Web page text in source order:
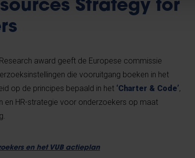
Strategy for
award geeft de Europese commissie
die vooruitgang boeken in het
op de principes bepaald in het ‘Charter & Code’,
en HR-strategie voor onderzoekers op maat
en het VUB actieplan